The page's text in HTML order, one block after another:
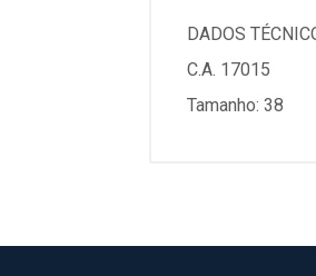
DADOS
C.A. 17015
Tamanho: 38